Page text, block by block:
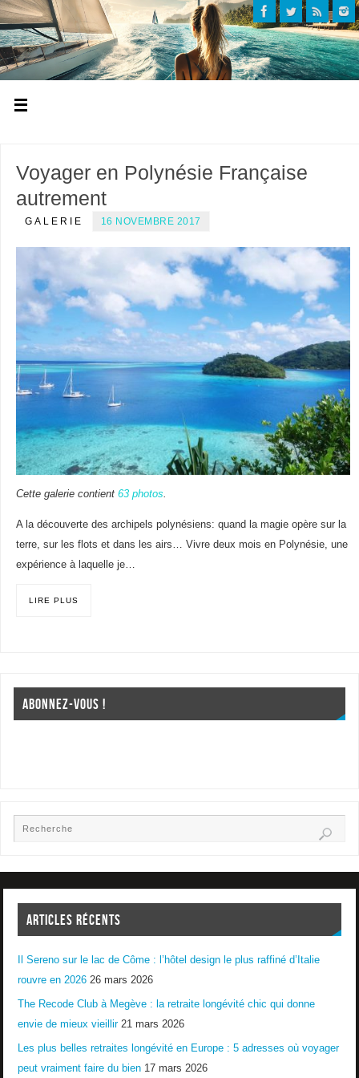
Voyager en Polynésie Française
autrement
GALERIE 16 NOVEMBRE 2017
Cette galerie contient 63 photos
A la découverte des archipels polynésiens: quand la magie opère sur la
terre, sur les flots et dans les airs… Vivre deux mois en Polynésie, une
expérience à laquelle je…
LIRE PLUS
ABONNEZ-VOUS !
ARTICLES RÉCENTS
Il Sereno sur le lac de Côme : l’hôtel design le plus raffiné d’Italie
rouvre en 2026 26 mars 2026
The Recode Club à Megève : la retraite longévité chic qui donne
envie de mieux vieillir 21 mars 2026
Les plus belles retraites longévité en Europe : 5 adresses où voyager
peut vraiment faire du bien 17 mars 2026